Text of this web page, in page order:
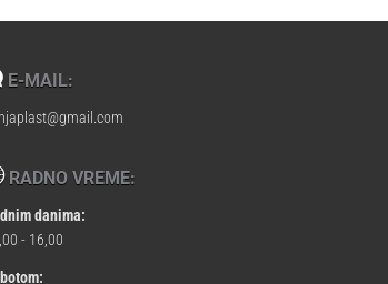
E-MAIL:
RADNO VREME:
danima:
- 16,00